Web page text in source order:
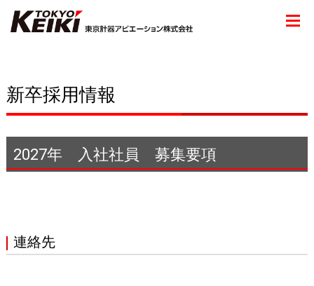
新卒採用情報
2027年 入社社員 募集要項
連絡先